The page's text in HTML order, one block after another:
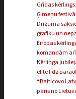
Grīdas
Ģimeņu
Drīzumā
grafiku un
Eiropas
komandām
Kērlinga
elitē līdz
“Balticovo
pāris no